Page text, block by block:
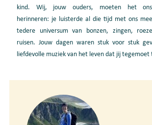
kind. Wij, jouw ouders, moeten het
herinneren: je luisterde al die tijd met ons
tedere universum van bonzen, zingen,
ruisen. Jouw dagen waren stuk voor stuk
liefdevolle muziek van het leven dat jij tegemoet